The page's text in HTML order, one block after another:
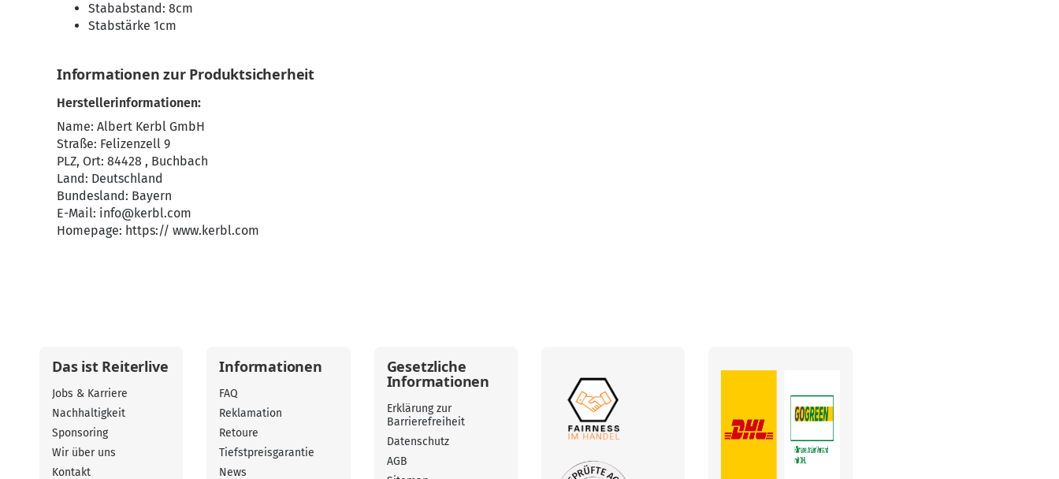
Stababstand: 8cm
Stabstärke 1cm
Informationen zur Produktsicherheit
Herstellerinformationen:
Name: Albert Kerbl GmbH
Straße: Felizenzell 9
PLZ, Ort: 84428 , Buchbach
Land: Deutschland
Bundesland: Bayern
E-Mail: info@kerbl.com
Homepage: https:// www.kerbl.com
Das ist Reiterlive
Jobs & Karriere
Nachhaltigkeit
Sponsoring
Wir über uns
Kontakt
Informationen
FAQ
Reklamation
Retoure
Tiefstpreisgarantie
News
Gesetzliche
Informationen
Erklärung zur
Barrierefreiheit
Datenschutz
AGB